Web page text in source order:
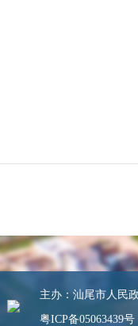
主办：汕尾市人民
粤ICP备05063439号